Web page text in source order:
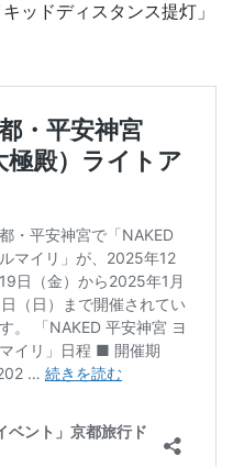
ッドディスタンス提灯」